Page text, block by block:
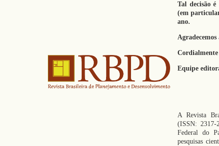
Tal decisão
(em
ano.
Cordialmente
Equipe
A Revista
(ISSN: 2317-
Federal do
pesquisas